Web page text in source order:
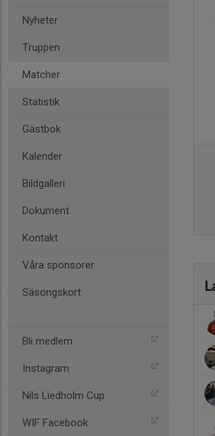
Nyheter
Truppen
Matcher
Statistik
Gästbok
Kalender
Bildgalleri
Dokument
Kontakt
Våra sponsorer
Säsongskort
Bli medlem
Instagram
Nils Liedholm Cup
WIF Facebook